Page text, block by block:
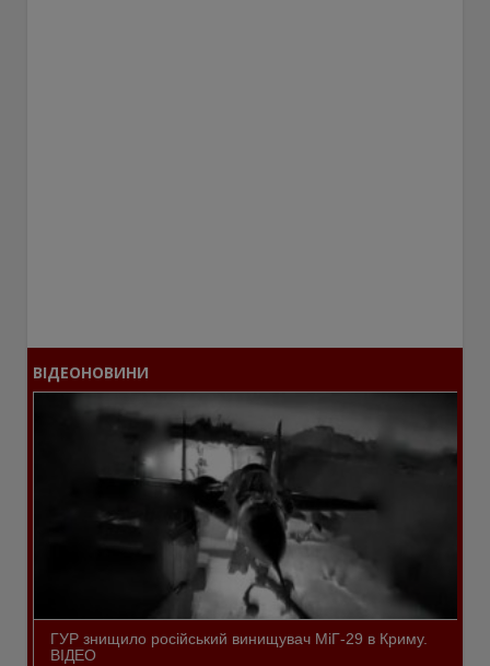
ВІДЕОНОВИНИ
ГУР знищило російський винищувач МіГ-29 в Криму.
ВІДЕО